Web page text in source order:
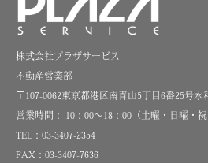
株式会社プラザサービス
不動産営業部
〒107-0062東京都港区南青山5丁目6番25号永
営業時間： 10：00～18：00（土曜・日曜・祝
TEL：03-3407-2354
FAX：03-3407-7636